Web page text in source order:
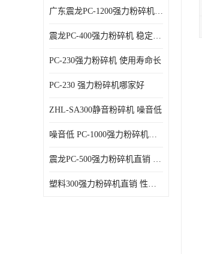
广东震龙PC-1200强力粉碎机 物超所值
震龙PC-400强力粉碎机 稳定性好
PC-230强力粉碎机 使用寿命长
PC-230 强力粉碎机哪家好
ZHL-SA300静音粉碎机 噪音低
噪音低 PC-1000强力粉碎机直供
震龙PC-500强力粉碎机直销 性价比高
塑料300强力粉碎机直销 性价比高